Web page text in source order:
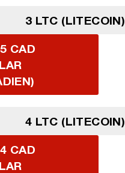
3 LTC (LITECOIN)
CAD
4 LTC (LITECOIN)
CAD